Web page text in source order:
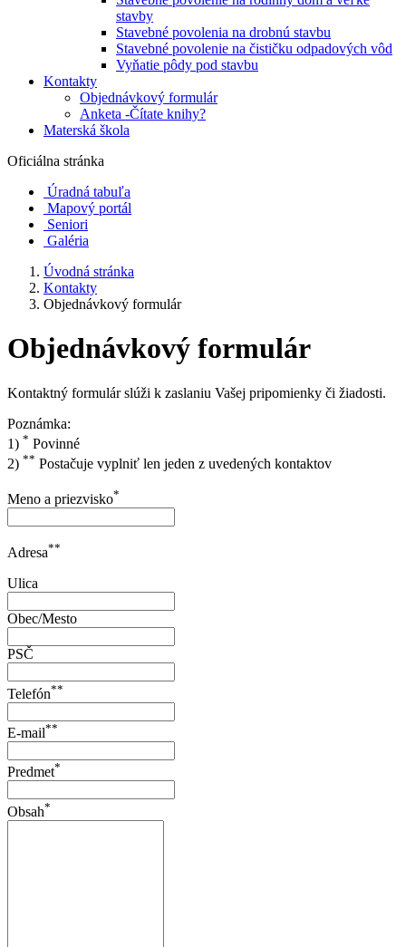
stavby
Stavebné povolenia na drobnú stavbu
Stavebné povolenie na čističku odpadových vôd
Vyňatie pôdy pod stavbu
Kontakty
Objednávkový formulár
Anketa -Čítate knihy?
Materská škola
Oficiálna stránka
Úradná tabuľa
Mapový portál
Seniori
Galéria
Úvodná stránka
Kontakty
Objednávkový formulár
Objednávkový formulár
Kontaktný formulár slúži k zaslaniu Vašej pripomienky či žiadosti.
Poznámka:
1) * Povinné
2) ** Postačuje vyplniť len jeden z uvedených kontaktov
Meno a priezvisko*
Adresa**
Ulica
Obec/Mesto
PSČ
Telefón**
E-mail**
Predmet*
Obsah*